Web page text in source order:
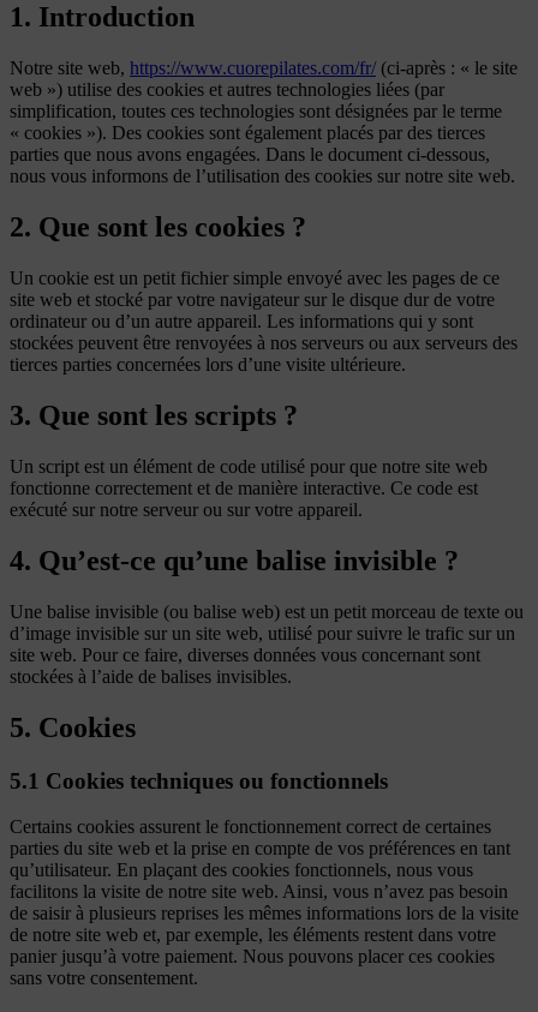
1. Introduction
Notre site web, https://www.cuorepilates.com/fr/ (ci-après : « le site
web ») utilise des cookies et autres technologies liées (par
simplification, toutes ces technologies sont désignées par le terme
« cookies »). Des cookies sont également placés par des tierces
parties que nous avons engagées. Dans le document ci-dessous,
nous vous informons de l’utilisation des cookies sur notre site web.
2. Que sont les cookies ?
Un cookie est un petit fichier simple envoyé avec les pages de ce
site web et stocké par votre navigateur sur le disque dur de votre
ordinateur ou d’un autre appareil. Les informations qui y sont
stockées peuvent être renvoyées à nos serveurs ou aux serveurs des
tierces parties concernées lors d’une visite ultérieure.
3. Que sont les scripts ?
Un script est un élément de code utilisé pour que notre site web
fonctionne correctement et de manière interactive. Ce code est
exécuté sur notre serveur ou sur votre appareil.
4. Qu’est-ce qu’une balise invisible ?
Une balise invisible (ou balise web) est un petit morceau de texte ou
d’image invisible sur un site web, utilisé pour suivre le trafic sur un
site web. Pour ce faire, diverses données vous concernant sont
stockées à l’aide de balises invisibles.
5. Cookies
5.1 Cookies techniques ou fonctionnels
Certains cookies assurent le fonctionnement correct de certaines
parties du site web et la prise en compte de vos préférences en tant
qu’utilisateur. En plaçant des cookies fonctionnels, nous vous
facilitons la visite de notre site web. Ainsi, vous n’avez pas besoin
de saisir à plusieurs reprises les mêmes informations lors de la visite
de notre site web et, par exemple, les éléments restent dans votre
panier jusqu’à votre paiement. Nous pouvons placer ces cookies
sans votre consentement.